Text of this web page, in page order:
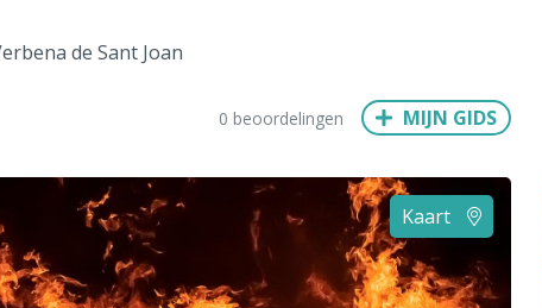
München Wenen Budapest Bangkok
de Sant Joan
0 beoordelingen MIJN GIDS
Kaart